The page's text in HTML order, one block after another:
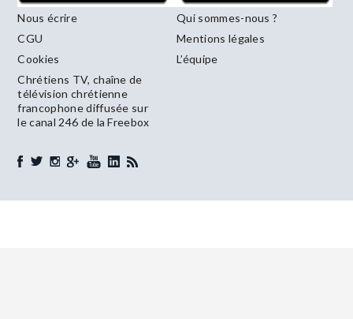
Nous écrire
Qui sommes-nous ?
CGU
Mentions légales
Cookies
L’équipe
Chrétiens TV, chaîne de
télévision chrétienne
francophone diffusée sur
le canal 246 de la Freebox